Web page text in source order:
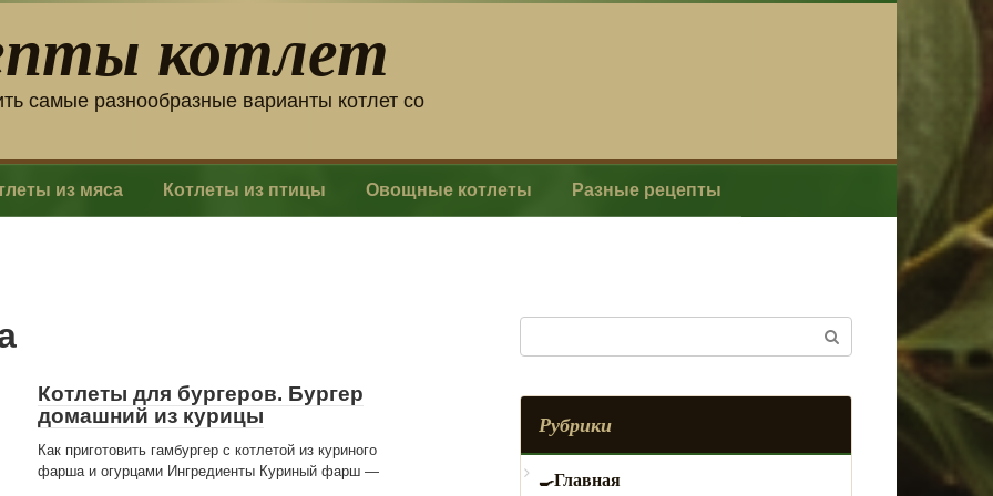
котлет
самые разнообразные варианты котлет со
из мяса Котлеты из птицы Овощные котлеты Разные рецепты
Котлеты для бургеров. Бургер
домашний из курицы
Как приготовить гамбургер с котлетой из куриного
фарша и огурцами Ингредиенты Куриный фарш —
Рубрики
Главная